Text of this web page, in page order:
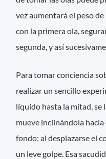
vez aumentará el peso
con la primera ola,
segunda, y así
Para tomar conciencia
realizar un sencillo
líquido hasta la mitad, se
mueve inclinándola hacia
fondo; al desplazarse el
un leve golpe. Esa